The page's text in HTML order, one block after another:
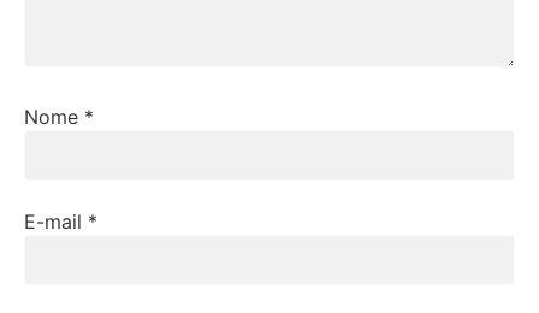
Nome *
E-mail *